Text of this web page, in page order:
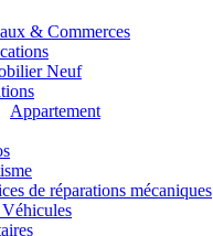
& Commerces
Neuf
Appartement
de réparations mécaniques